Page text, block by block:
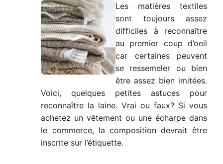
Les matières textiles
sont toujours assez
difficiles à reconnaître
au premier coup d’oeil
car certaines peuvent
se ressemeler ou bien
être assez bien imitées.
Voici, quelques petites astuces pour
reconnaître la laine. Vrai ou faux? Si vous
achetez un vêtement ou une écharpe dans
le commerce, la composition devrait être
inscrite sur l’étiquette.